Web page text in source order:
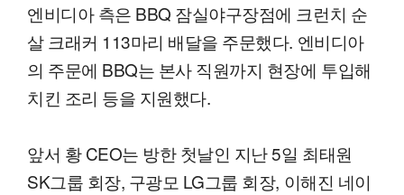
엔비디아 측은 BBQ 잠실야구장점에 크런치 순
살 크래커 113마리 배달을 주문했다. 엔비디아
의 주문에 BBQ는 본사 직원까지 현장에 투입해
치킨 조리 등을 지원했다.
앞서 황 CEO는 방한 첫날인 지난 5일 최태원
SK그룹 회장, 구광모 LG그룹 회장, 이해진 네이